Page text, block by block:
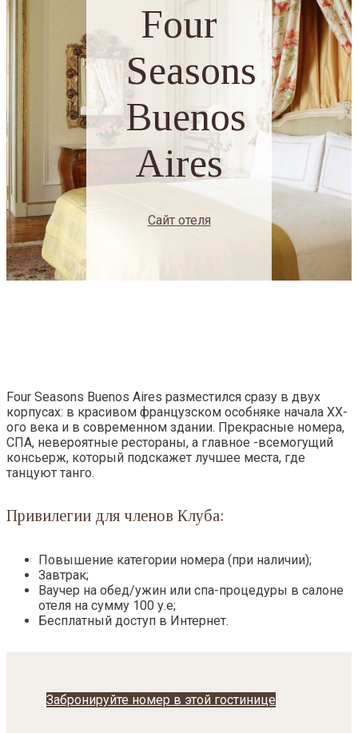
Four
Seasons
Buenos
Aires
Сайт отеля
Four Seasons Buenos Aires разместился сразу в двух
корпусах: в красивом французском особняке начала XX-
ого века и в современном здании. Прекрасные номера,
СПА, невероятные рестораны, а главное -всемогущий
консьерж, который подскажет лучшее места, где
танцуют танго.
Привилегии для членов Клуба:
Повышение категории номера (при наличии);
Завтрак;
Ваучер на обед/ужин или спа-процедуры в салоне
отеля на сумму 100 у.е;
Бесплатный доступ в Интернет.
Забронируйте номер в этой гостинице